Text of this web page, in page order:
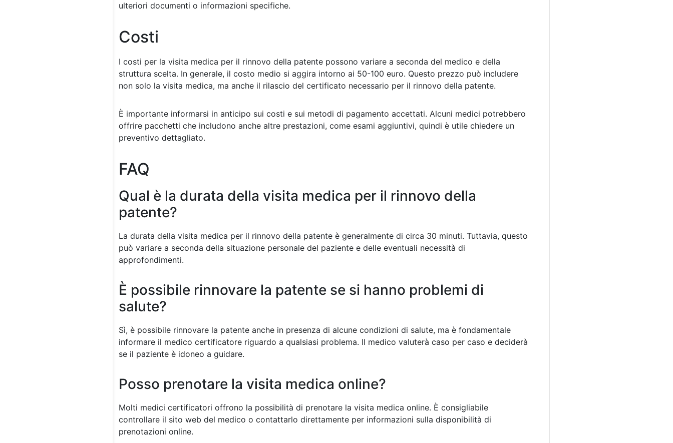
ulteriori documenti o informazioni specifiche.
Costi
I costi per la visita medica per il rinnovo della patente possono variare a seconda del medico e della
struttura scelta. In generale, il costo medio si aggira intorno ai 50-100 euro. Questo prezzo può includere
non solo la visita medica, ma anche il rilascio del certificato necessario per il rinnovo della patente.
È importante informarsi in anticipo sui costi e sui metodi di pagamento accettati. Alcuni medici potrebbero
offrire pacchetti che includono anche altre prestazioni, come esami aggiuntivi, quindi è utile chiedere un
preventivo dettagliato.
FAQ
Qual è la durata della visita medica per il rinnovo della
patente?
La durata della visita medica per il rinnovo della patente è generalmente di circa 30 minuti. Tuttavia, questo
può variare a seconda della situazione personale del paziente e delle eventuali necessità di
approfondimenti.
È possibile rinnovare la patente se si hanno problemi di
salute?
Sì, è possibile rinnovare la patente anche in presenza di alcune condizioni di salute, ma è fondamentale
informare il medico certificatore riguardo a qualsiasi problema. Il medico valuterà caso per caso e deciderà
se il paziente è idoneo a guidare.
Posso prenotare la visita medica online?
Molti medici certificatori offrono la possibilità di prenotare la visita medica online. È consigliabile
controllare il sito web del medico o contattarlo direttamente per informazioni sulla disponibilità di
prenotazioni online.